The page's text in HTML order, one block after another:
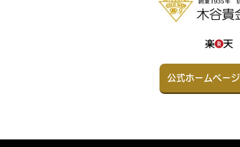
公式ホームページ